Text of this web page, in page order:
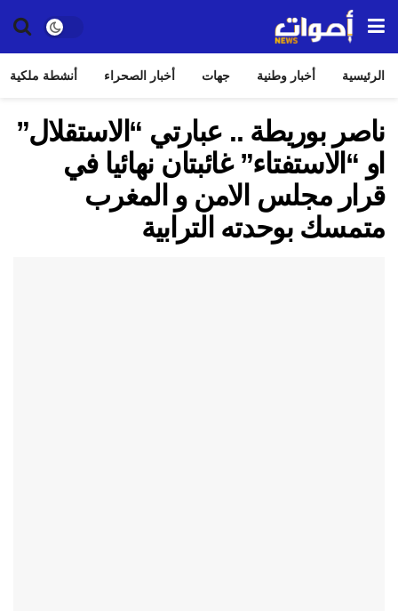
الرئيسية أخبار وطنية جهات أخبار الصحراء أنشطة ملكية
ناصر بوريطة .. عبارتي “الاستقلال”
او “الاستفتاء” غائبتان نهائيا في
قرار مجلس الامن و المغرب
متمسك بوحدته الترابية